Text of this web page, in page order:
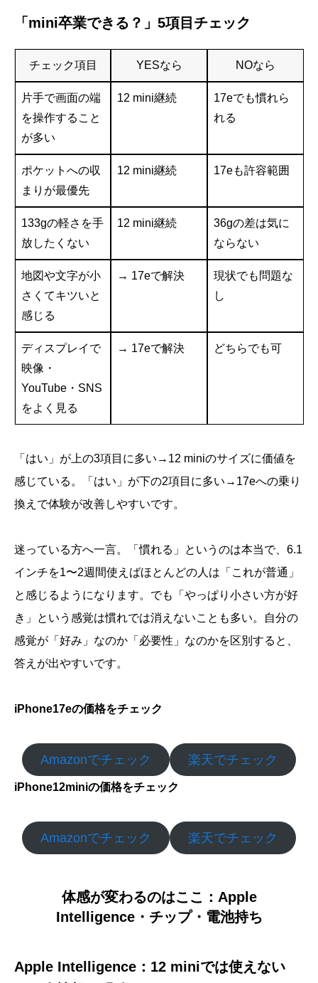
「mini卒業できる？」5項目チェック
チェック項目 YESなら NOなら
片手で画面の端
を操作すること
が多い
12 mini継続
17eでも慣れら
れる
ポケットへの収
まりが最優先
12 mini継続 17eも許容範囲
133gの軽さを手
放したくない
12 mini継続
36gの差は気に
ならない
地図や文字が小
さくてキツいと
感じる
→ 17eで解決
現状でも問題な
し
ディスプレイで
映像・
YouTube・SNS
をよく見る
→ 17eで解決 どちらでも可
「はい」が上の3項目に多い→12 miniのサイズに価値を
感じている。「はい」が下の2項目に多い→17eへの乗り
換えで体験が改善しやすいです。
迷っている方へ一言。「慣れる」というのは本当で、6.1
インチを1〜2週間使えばほとんどの人は「これが普通」
と感じるようになります。でも「やっぱり小さい方が好
き」という感覚は慣れでは消えないことも多い。自分の
感覚が「好み」なのか「必要性」なのかを区別すると、
答えが出やすいです。
iPhone17eの価格をチェック
Amazonでチェック 楽天でチェック
iPhone12miniの価格をチェック
Amazonでチェック 楽天でチェック
体感が変わるのはここ：Apple
Intelligence・チップ・電池持ち
Apple Intelligence：12 miniでは使えない